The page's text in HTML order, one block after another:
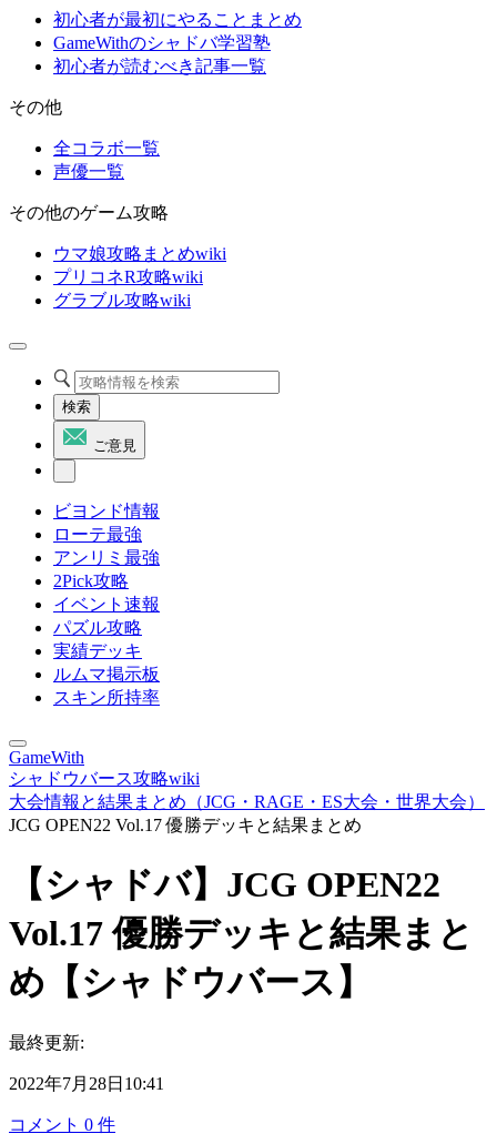
初心者が最初にやることまとめ
GameWithのシャドバ学習塾
初心者が読むべき記事一覧
その他
全コラボ一覧
声優一覧
その他のゲーム攻略
ウマ娘攻略まとめwiki
プリコネR攻略wiki
グラブル攻略wiki
検索
ご意見
ビヨンド情報
ローテ最強
アンリミ最強
2Pick攻略
イベント速報
パズル攻略
実績デッキ
ルムマ掲示板
スキン所持率
GameWith
シャドウバース攻略wiki
大会情報と結果まとめ（JCG・RAGE・ES大会・世界大会）
JCG OPEN22 Vol.17 優勝デッキと結果まとめ
【シャドバ】JCG OPEN22
Vol.17 優勝デッキと結果まと
め【シャドウバース】
最終更新:
2022年7月28日10:41
コメント 0 件